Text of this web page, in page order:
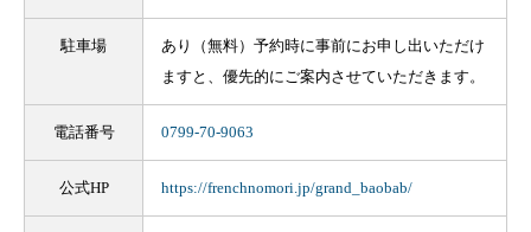
駐車場
あり（無料）予約時に事前にお申し出いただけ
ますと、優先的にご案内させていただきます。
電話番号 0799-70-9063
公式HP https://frenchnomori.jp/grand_baobab/